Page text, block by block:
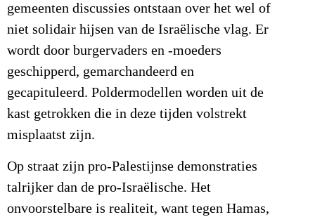
gemeenten discussies ontstaan over het wel of
niet solidair hijsen van de Israëlische vlag. Er
wordt door burgervaders en -moeders
geschipperd, gemarchandeerd en
gecapituleerd. Poldermodellen worden uit de
kast getrokken die in deze tijden volstrekt
misplaatst zijn.
Op straat zijn pro-Palestijnse demonstraties
talrijker dan de pro-Israëlische. Het
onvoorstelbare is realiteit, want tegen Hamas,